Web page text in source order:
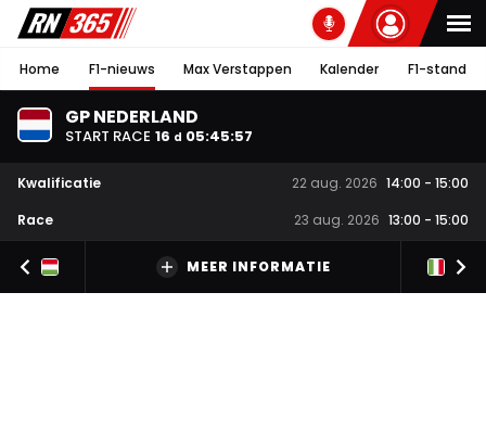
Home F1-nieuws Max Verstappen Kalender F1-stand
GP NEDERLAND
START RACE 16 d 05:45:56
Kwalificatie 22 aug. 2026 14:00 - 15:00
Race
23 aug. 2026 13:00 - 15:00
MEER INFORMATIE